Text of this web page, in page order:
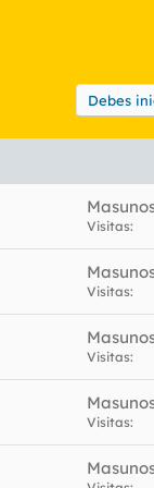
Debes
Visitas
Visitas
Visitas
Visitas